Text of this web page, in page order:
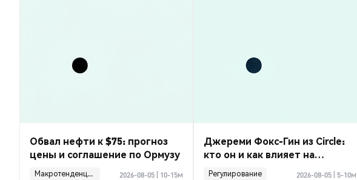
Обвал нефти к $75: прогноз
цены и соглашение по Ормузу
Макротенденции 2026-08-05 10-15м
Джереми Фокс-Гин из Circle:
кто он и как влияет на
финансы компании?
Регулирование 2026-08-05 5-10м